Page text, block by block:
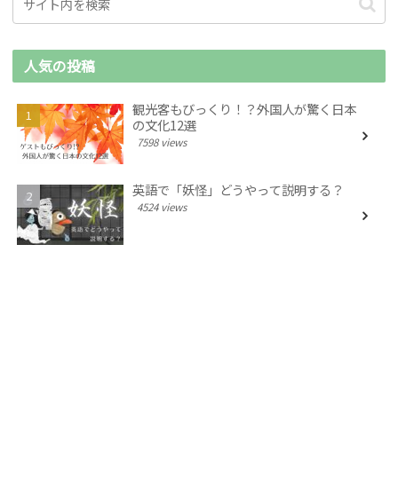
人気の投稿
観光客もびっくり！？外国人が驚く日本
の文化12選
7598 views
英語で「妖怪」どうやって説明する？
4524 views